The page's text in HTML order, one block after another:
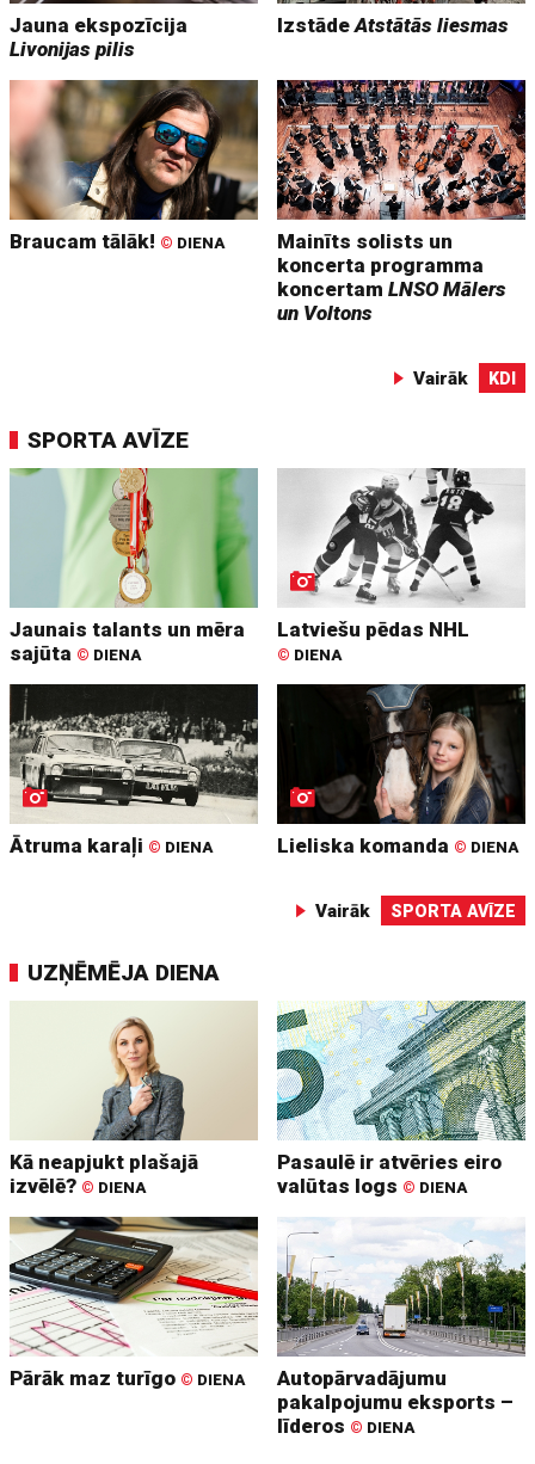
Jauna ekspozīcija
Livonijas pilis
IzstādeAtstātās liesmas
Braucam tālāk! © DIENA
Mainīts solists un
koncerta programma
koncertamLNSO Mālers
un Voltons
Vairāk KDI
SPORTA AVĪZE
Jaunais talants un mēra
sajūta © DIENA
Latviešu pēdas NHL
© DIENA
Ātruma karaļi © DIENA Lieliska komanda © DIENA
Vairāk SPORTA AVĪZE
UZŅĒMĒJA DIENA
Kā neapjukt plašajā
izvēlē? © DIENA
Pasaulē ir atvēries eiro
valūtas logs © DIENA
Pārāk maz turīgo © DIENA
Autopārvadājumu
pakalpojumu eksports –
līderos © DIENA